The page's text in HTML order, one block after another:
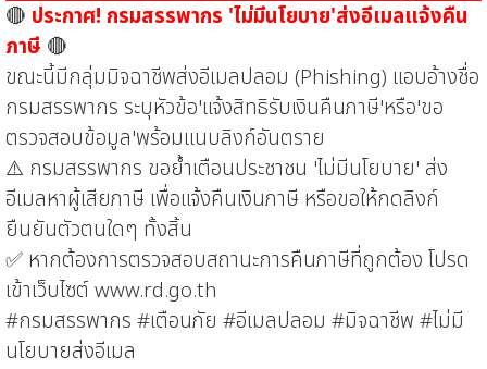
🔴 ประกาศ! กรมสรรพากร 'ไม่มีนโยบาย'ส่งอีเมลแจ้งคืน
ภาษี 🔴
ขณะนี้มีกลุ่มมิจฉาชีพส่งอีเมลปลอม (Phishing) แอบอ้างชื่อ
กรมสรรพากร ระบุหัวข้อ'แจ้งสิทธิรับเงินคืนภาษี'หรือ'ขอ
ตรวจสอบข้อมูล'พร้อมแนบลิงก์อันตราย
⚠️ กรมสรรพากร ขอย้ำเตือนประชาชน 'ไม่มีนโยบาย' ส่ง
อีเมลหาผู้เสียภาษี เพื่อแจ้งคืนเงินภาษี หรือขอให้กดลิงก์
ยืนยันตัวตนใดๆ ทั้งสิ้น
✅ หากต้องการตรวจสอบสถานะการคืนภาษีที่ถูกต้อง โปรด
เข้าเว็บไซต์ www.rd.go.th
#กรมสรรพากร #เตือนภัย #อีเมลปลอม #มิจฉาชีพ #ไม่มี
นโยบายส่งอีเมล